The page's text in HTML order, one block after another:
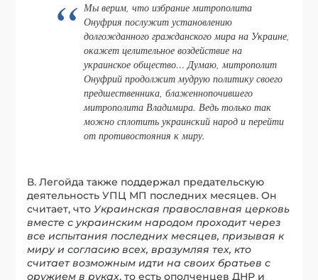
Мы верим, что избрание митрополита
Онуфрия послужит установлению
долгожданного гражданского мира на Украине,
окажет целительное воздействие на
украинское общество… Думаю, митрополит
Онуфрий продолжит мудрую политику своего
предшественника, блаженнопочившего
митрополита Владимира. Ведь только так
можно сплотить украинский народ и перейти
от противостояния к миру.
В. Легойда также поддержал предательскую
деятельность УПЦ МП последних месяцев. Он
считает, чтоУкраинская православная церковь
вместе с украинским народом проходит через
все испытания последних месяцев, призывая к
миру и согласию всех, вразумляя тех, кто
считает возможным идти на своих братьев с
оружием в руках, то есть ополченцев ДНР и